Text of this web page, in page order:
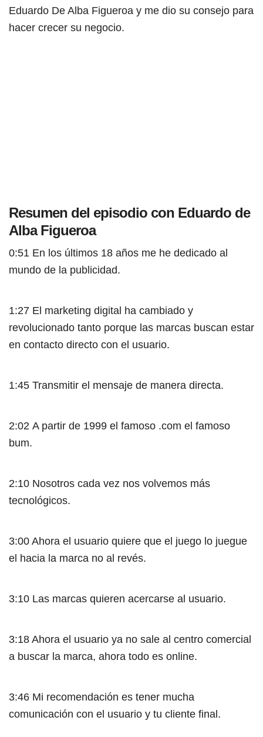
Eduardo De Alba Figueroa y me dio su consejo para
hacer crecer su negocio.
Resumen del episodio con Eduardo de
Alba Figueroa
0:51 En los últimos 18 años me he dedicado al
mundo de la publicidad.
1:27 El marketing digital ha cambiado y
revolucionado tanto porque las marcas buscan estar
en contacto directo con el usuario.
1:45 Transmitir el mensaje de manera directa.
2:02 A partir de 1999 el famoso .com el famoso
bum.
2:10 Nosotros cada vez nos volvemos más
tecnológicos.
3:00 Ahora el usuario quiere que el juego lo juegue
el hacia la marca no al revés.
3:10 Las marcas quieren acercarse al usuario.
3:18 Ahora el usuario ya no sale al centro comercial
a buscar la marca, ahora todo es online.
3:46 Mi recomendación es tener mucha
comunicación con el usuario y tu cliente final.